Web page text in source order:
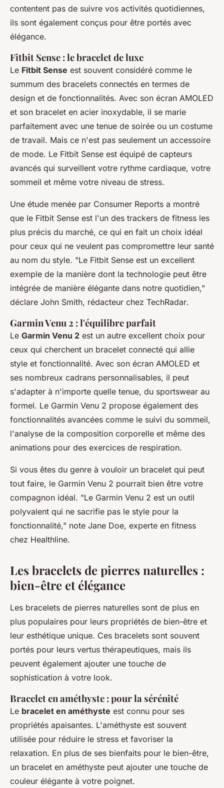
contentent pas de suivre vos activités quotidiennes,
ils sont également conçus pour être portés avec
élégance.
Fitbit Sense : le bracelet de luxe
Le Fitbit Sense est souvent considéré comme le
summum des bracelets connectés en termes de
design et de fonctionnalités. Avec son écran AMOLED
et son bracelet en acier inoxydable, il se marie
parfaitement avec une tenue de soirée ou un costume
de travail. Mais ce n'est pas seulement un accessoire
de mode. Le Fitbit Sense est équipé de capteurs
avancés qui surveillent votre rythme cardiaque, votre
sommeil et même votre niveau de stress.
Une étude menée par Consumer Reports a montré
que le Fitbit Sense est l'un des trackers de fitness les
plus précis du marché, ce qui en fait un choix idéal
pour ceux qui ne veulent pas compromettre leur santé
au nom du style. "Le Fitbit Sense est un excellent
exemple de la manière dont la technologie peut être
intégrée de manière élégante dans notre quotidien,"
déclare John Smith, rédacteur chez TechRadar.
Garmin Venu 2 : l'équilibre parfait
Le Garmin Venu 2 est un autre excellent choix pour
ceux qui cherchent un bracelet connecté qui allie
style et fonctionnalité. Avec son écran AMOLED et
ses nombreux cadrans personnalisables, il peut
s'adapter à n'importe quelle tenue, du sportswear au
formel. Le Garmin Venu 2 propose également des
fonctionnalités avancées comme le suivi du sommeil,
l'analyse de la composition corporelle et même des
animations pour des exercices de respiration.
Si vous êtes du genre à vouloir un bracelet qui peut
tout faire, le Garmin Venu 2 pourrait bien être votre
compagnon idéal. "Le Garmin Venu 2 est un outil
polyvalent qui ne sacrifie pas le style pour la
fonctionnalité," note Jane Doe, experte en fitness
chez Healthline.
Les bracelets de pierres naturelles :
bien-être et élégance
Les bracelets de pierres naturelles sont de plus en
plus populaires pour leurs propriétés de bien-être et
leur esthétique unique. Ces bracelets sont souvent
portés pour leurs vertus thérapeutiques, mais ils
peuvent également ajouter une touche de
sophistication à votre look.
Bracelet en améthyste : pour la sérénité
Le bracelet en améthyste est connu pour ses
propriétés apaisantes. L'améthyste est souvent
utilisée pour réduire le stress et favoriser la
relaxation. En plus de ses bienfaits pour le bien-être,
un bracelet en améthyste peut ajouter une touche de
couleur élégante à votre poignet.